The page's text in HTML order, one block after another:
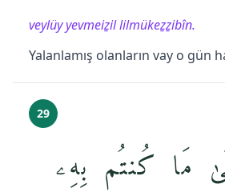
veylüy yevmeiẕil lilmükeẕẕibîn.
Yalanlamış olanların vay o gün
29
مَا كُنتُم بِهِۦ